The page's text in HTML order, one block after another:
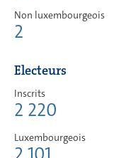
Non luxembourgeois
2
Electeurs
Inscrits
2 220
Luxembourgeois